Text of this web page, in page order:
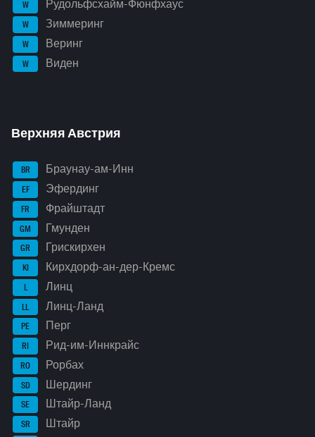
W Рудольфсхайм-Фюнфхаус
W Зиммеринг
W Веринг
W Виден
Верхняя Австрия
BR Браунау-ам-Инн
EF Эфердинг
FR Фрайштадт
GM Гмунден
GR Грискирхен
KI Кирхдорф-ан-дер-Кремс
L Линц
LL Линц-Ланд
PE Перг
RI Рид-им-Иннкрайс
RO Рорбах
SD Шердинг
SE Штайр-Ланд
SR
Штайр